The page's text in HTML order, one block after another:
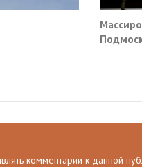
комментарии к данной